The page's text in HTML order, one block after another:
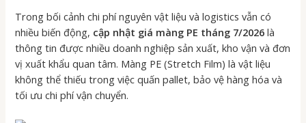
Trong bối cảnh chi phí nguyên vật liệu và logistics vẫn có
nhiều biến động, cập nhật giá màng PE tháng 7/2026 là
thông tin được nhiều doanh nghiệp sản xuất, kho vận và đơn
vị xuất khẩu quan tâm. Màng PE (Stretch Film) là vật liệu
không thể thiếu trong việc quấn pallet, bảo vệ hàng hóa và
tối ưu chi phí vận chuyển.